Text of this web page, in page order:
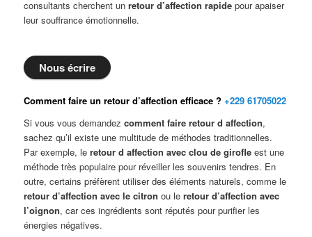
consultants cherchent unretour d’affection rapide pour apaiser
leur souffrance émotionnelle.
Nous écrire
Comment faire un retour d’affection efficace ?+229 61705022
Si vous vous demandezcomment faire retour d affection,
sachez qu’il existe une multitude de méthodes traditionnelles.
Par exemple, leretour d affection avec clou de girofle est une
méthode très populaire pour réveiller les souvenirs tendres. En
outre, certains préfèrent utiliser des éléments naturels, comme le
retour d’affection avec le citron ou leretour d’affection avec
l’oignon, car ces ingrédients sont réputés pour purifier les
énergies négatives.